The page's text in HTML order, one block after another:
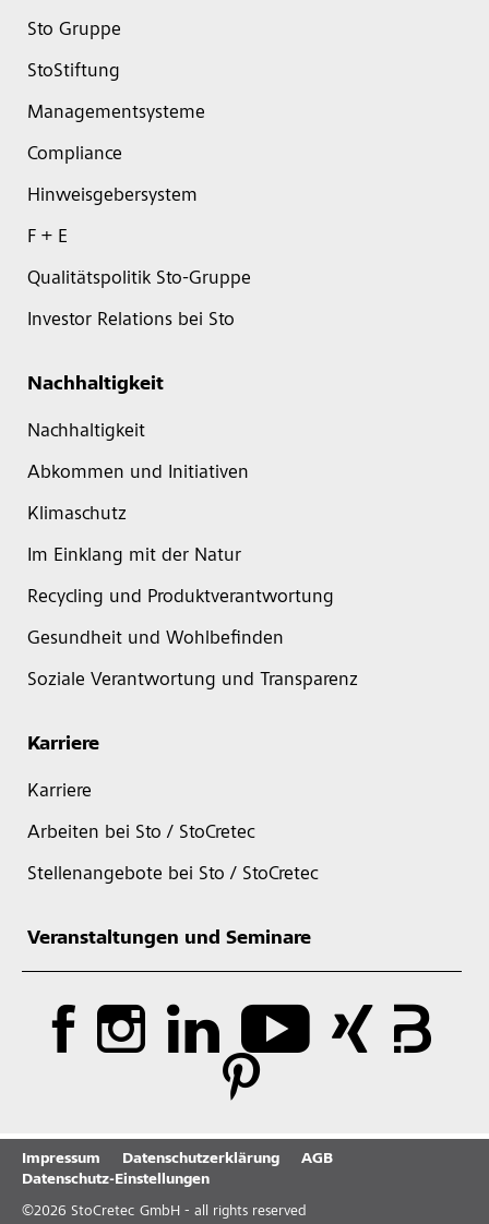
Sto Gruppe
StoStiftung
Managementsysteme
Compliance
Hinweisgebersystem
F + E
Qualitätspolitik Sto-Gruppe
Investor Relations bei Sto
Nachhaltigkeit
Nachhaltigkeit
Abkommen und Initiativen
Klimaschutz
Im Einklang mit der Natur
Recycling und Produktverantwortung
Gesundheit und Wohlbefinden
Soziale Verantwortung und Transparenz
Karriere
Karriere
Arbeiten bei Sto / StoCretec
Stellenangebote bei Sto / StoCretec
Veranstaltungen und Seminare
Impressum Datenschutzerklärung
AGB
Datenschutz-Einstellungen
©2026 StoCretec GmbH - all rights reserved